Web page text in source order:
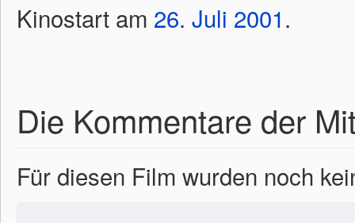
Kinostart am 26. Juli 2001.
Die Kommentare der
Für diesen Film wurden noch